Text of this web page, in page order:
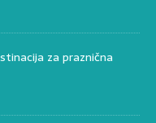
za praznična